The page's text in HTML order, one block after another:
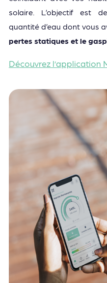
solaire. L’objectif est
quantité d’eau dont vous
pertes statiques et le
Découvrez l’application